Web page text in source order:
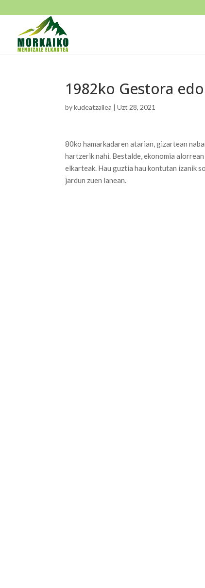
1982ko Gestora
bykudeatzailea |Uzt 28, 2021
80ko hamarkadaren atarian, gizartean
hartzerik nahi. Bestalde, ekonomia
elkarteak. Hau guztia hau kontutan izanik
jardun zuen lanean.